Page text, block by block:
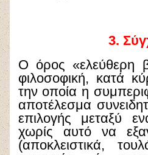
3.
Ο όρος «ελεύθερη
φιλοσοφική, κατά
την οποία η
αποτέλεσμα
επιλογής μεταξύ
χωρίς αυτό να
(αποκλειστικά,